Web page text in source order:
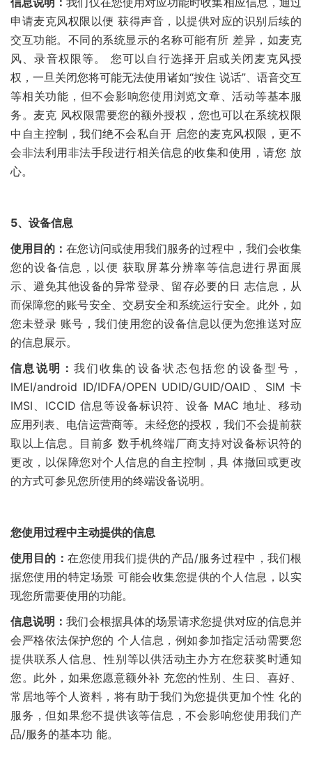
申请麦克风权限以便 获得声音，以提供对应的识别后续的
交互功能。不同的系统显示的名称可能有所 差异，如麦克
风、录音权限等。 您可以自行选择开启或关闭麦克风授
权，一旦关闭您将可能无法使用诸如“按住 说话”、语音交互
等相关功能，但不会影响您使用浏览文章、活动等基本服
务。麦克 风权限需要您的额外授权，您也可以在系统权限
中自主控制，我们绝不会私自开 启您的麦克风权限，更不
会非法利用非法手段进行相关信息的收集和使用，请您 放
心。
5、 设备信息
使用目的：在您访问或使用我们服务的过程中，我们会收集
您的设备信息，以便 获取屏幕分辨率等信息进行界面展
示、避免其他设备的异常登录、留存必要的日 志信息，从
而保障您的账号安全、交易安全和系统运行安全。此外，如
您未登录 账号，我们使用您的设备信息以便为您推送对应
的信息展示。
信息说明：我们收集的设备状态包括您的设备型号，
IMEI/android ID/IDFA/OPEN UDID/GUID/OAID、SIM 卡
IMSI、ICCID 信息等设备标识符、设备 MAC 地址、移动
应用列表、电信运营商等。未经您的授权，我们不会提前获
取以上信息。目前多 数手机终端厂商支持对设备标识符的
更改，以保障您对个人信息的自主控制，具 体撤回或更改
的方式可参见您所使用的终端设备说明。
您使用过程中主动提供的信息
使用目的：在您使用我们提供的产品/服务过程中，我们根
据您使用的特定场景 可能会收集您提供的个人信息，以实
现您所需要使用的功能。
信息说明：我们会根据具体的场景请求您提供对应的信息并
会严格依法保护您的 个人信息，例如参加指定活动需要您
提供联系人信息、性别等以供活动主办方在您获奖时通知
您。此外，如果您愿意额外补 充您的性别、生日、喜好、
常居地等个人资料，将有助于我们为您提供更加个性 化的
服务，但如果您不提供该等信息，不会影响您使用我们产
品/服务的基本功 能。